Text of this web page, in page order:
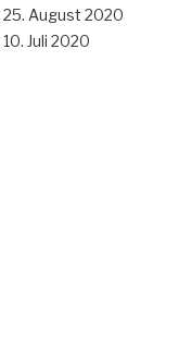
25. August 2020
10. Juli 2020